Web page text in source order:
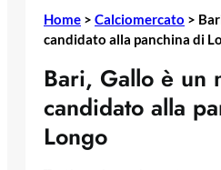
Home > Calciomercato >
candidato alla panchina di
Bari, Gallo è un
candidato alla
Longo